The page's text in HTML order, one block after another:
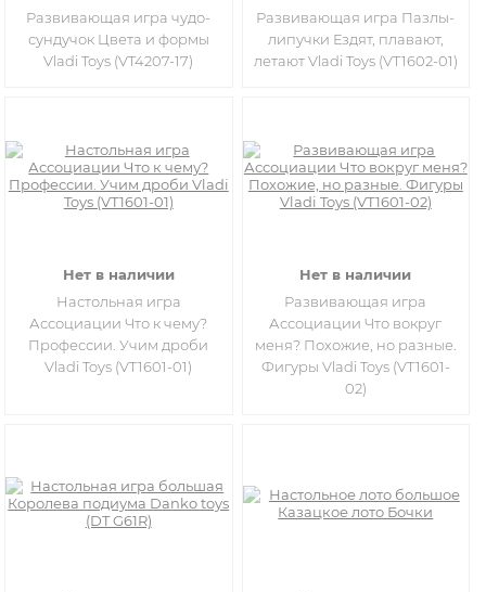
Развивающая игра чудо-
сундучок Цвета и формы
Vladi Toys (VT4207-17)
Развивающая игра Пазлы-
липучки Ездят, плавают,
летают Vladi Toys (VT1602-01)
Нет в наличии
Настольная игра
Ассоциации Что к чему?
Профессии. Учим дроби
Vladi Toys (VT1601-01)
Нет в наличии
Развивающая игра
Ассоциации Что вокруг
меня? Похожие, но разные.
Фигуры Vladi Toys (VT1601-
02)